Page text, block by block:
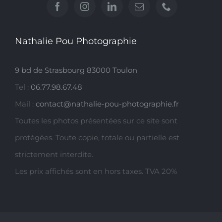
Nathalie Pou Photographie
9 bd de Strasbourg 83000 Toulon
Tel : 06.77.98.67.48
Mail : contact@nathalie-pou-photographie.fr
Toutes les photos présentées sur ce site sont
protégées. Toute copie, totale ou partielle est
strictement interdite.
Les prix affichés sont en hors taxes. TVA 20%